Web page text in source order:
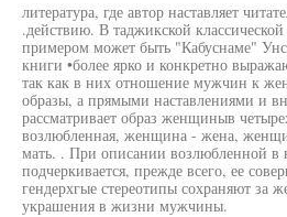
литература, где автор наставляет
.действию. В таджикской
примером может быть "Кабуснаме"
книги •более ярко и конкретно
так как в них отношение мужчин к
образы, а прямыми наставлениями и
рассматривает образ женщиныв
возлюбленная, женщина - жена,
мать. . При описании возлюбленной в
подчеркивается, прежде всего, ее
гендерхгые стереотипы сохраняют за
украшения в жизни мужчины.